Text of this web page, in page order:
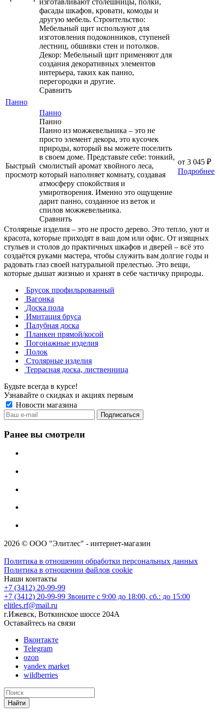
фасады шкафов, кровати, комоды и
другую мебель. Строительство:
Мебельный щит используют для
изготовления подоконников, ступеней
лестниц, обшивки стен и потолков.
Декор: Мебельный щит применяют для
создания декоративных элементов
интерьера, таких как панно,
перегородки и другие.
Сравнить
Панно
Быстрый
просмотр
Панно
Панно
Панно из можжевельника – это не
просто элемент декора, это кусочек
природы, который вы можете поселить
в своем доме. Представьте себе: тонкий,
смолистый аромат хвойного леса,
который наполняет комнату, создавая
атмосферу спокойствия и
умиротворения. Именно это ощущение
дарит панно, созданное из веток и
спилов можжевельника.
Сравнить
от 3 045 ₽
Подробнее
Столярные изделия – это не просто дерево. Это тепло, уют и
красота, которые приходят в ваш дом или офис. От изящных
стульев и столов до практичных шкафов и дверей – всё это
создаётся руками мастера, чтобы служить вам долгие годы и
радовать глаз своей натуральной прелестью. Это вещи,
которые дышат жизнью и хранят в себе частичку природы.
Брусок профильрованный
Вагонка
Доска пола
Имитация бруса
Палубная доска
Планкен прямой/косой
Погонажные изделия
Полок
Столярные изделия
Террасная доска, лиственница
Будьте всегда в курсе!
Узнавайте о скидках и акциях первым
Новости магазина
Ранее вы смотрели
2026 © ООО "Элитлес" - интернет-магазин
Политика в отношении обработки персональных данных
Политика в отношении файлов cookie
Наши контакты
+7 (3412) 20-99-99
+7 (3412) 20-99-99 Звоните с 9:00 до 18:00, сб.: до 15:00
elitles.rf@mail.ru
г.Ижевск, Воткинское шоссе 204А
Оставайтесь на связи
Вконтакте
Telegram
ozon
yandex market
wildberries
Найти